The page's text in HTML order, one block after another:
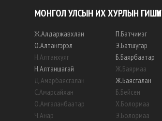
МОНГОЛ УЛСЫН ИХ ХУРЛЫН ГИШҮҮН
Ж.Алдаржавхлан
О.Алтангэрэл
Н.Алтанхуяг
Н.Алтаншагай
Д.Амарбаясгалан
С.Амарсайхан
О.Амгаланбаатар
Ч.Анар
П.Батчимэг
Э.Батшугар
Б.Баярбаатар
Ж.Баярмаа
Ж.Баясгалан
Б.Бейсен
Х.Болормаа
Э.Болормаа